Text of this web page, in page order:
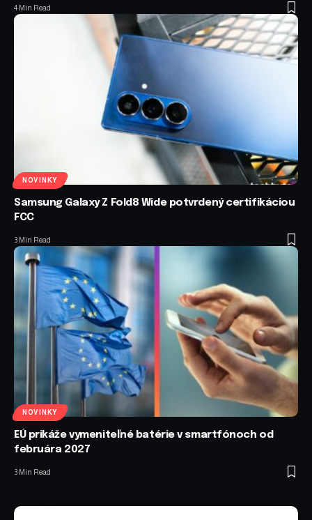
4 Min Read
NOVINKY
Samsung Galaxy Z Fold8 Wide potvrdený certifikáciou
FCC
3 Min Read
NOVINKY
EÚ prikáže vymeniteľné batérie v smartfónoch od
februára 2027
3 Min Read